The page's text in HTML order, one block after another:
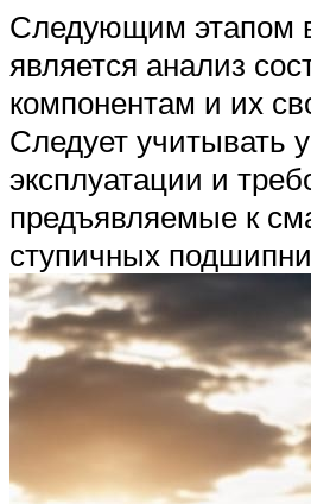
Следующим этапом
является анализ
компонентам и их
Следует учитывать
эксплуатации и
предъявляемые к
ступичных